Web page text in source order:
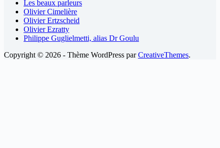
Les beaux parleurs
Olivier Cimelière
Olivier Ertzscheid
Olivier Ezratty
Philippe Guglielmetti, alias Dr Goulu
Copyright © 2026 - Thème WordPress parCreativeThemes.